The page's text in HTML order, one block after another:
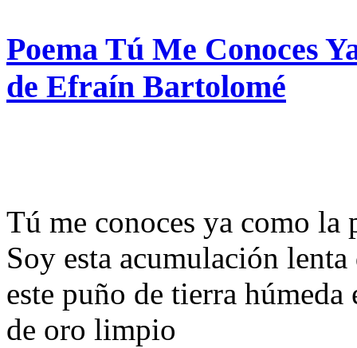
Poema Tú Me Conoces
de Efraín Bartolomé
Tú me conoces ya como la
Soy esta acumulación lenta
este puño de tierra
de oro limpio